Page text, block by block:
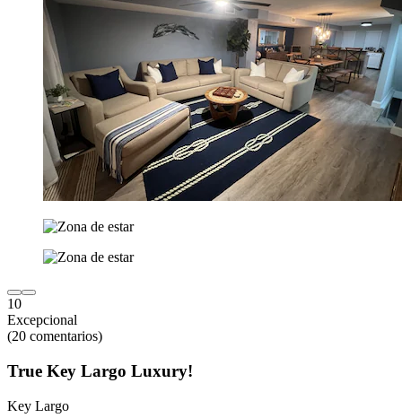
10
Excepcional
(20 comentarios)
True Key Largo Luxury!
Key Largo